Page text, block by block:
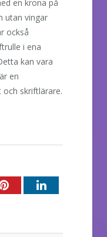
en krona på
utan vingar
också
i ena
kan vara
en
och skriftlärare.
PinterestLinkedIn